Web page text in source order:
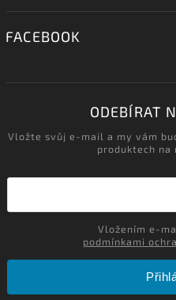
FACEBOOK
ODEBÍRAT
Vložte svůj e-mail a my vám
produktech na
podmínkami